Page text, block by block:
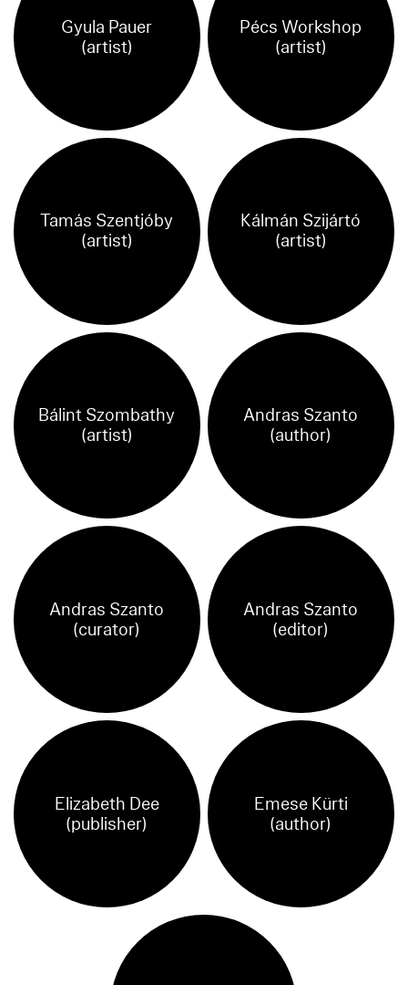
Gyula Pauer
(artist)
Pécs Workshop
(artist)
Tamás Szentjóby
(artist)
Kálmán Szijártó
(artist)
Bálint Szombathy
(artist)
Andras Szanto
(author)
Andras Szanto
(curator)
Andras Szanto
(editor)
Elizabeth Dee
(publisher)
Emese Kürti
(author)